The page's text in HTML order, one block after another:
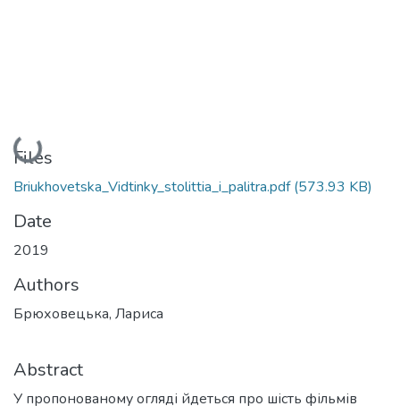
Loading...
Files
Briukhovetska_Vidtinky_stolittia_i_palitra.pdf(573.93 KB)
Date
2019
Authors
Брюховецька, Лариса
Abstract
У пропонованому огляді йдеться про шість фільмів